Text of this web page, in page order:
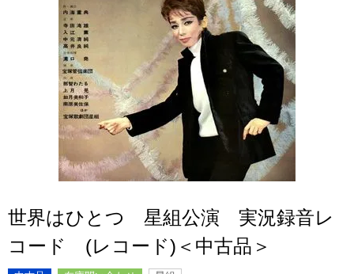
世界はひとつ 星組公演 実況録音レ
コード (レコード)＜中古品＞